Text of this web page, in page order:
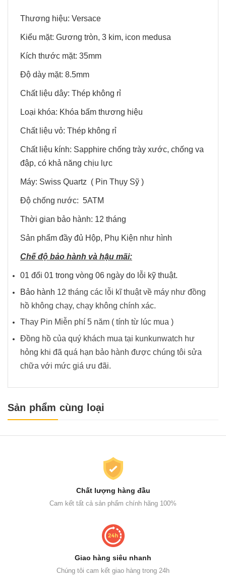
Thương hiệu: Versace
Kiểu mặt: Gương tròn, 3 kim, icon medusa
Kích thước mặt: 35mm
Độ dày mặt: 8.5mm
Chất liệu dây: Thép không rỉ
Loại khóa: Khóa bấm thương hiệu
Chất liệu vỏ: Thép không rỉ
Chất liệu kính: Sapphire chống trày xước, chống va
đập, có khả năng chịu lực
Máy: Swiss Quartz ( Pin Thụy Sỹ )
Độ chống nước: 5ATM
Thời gian bảo hành: 12 tháng
Sản phẩm đầy đủ Hộp, Phụ Kiện như hình
Chế độ bảo hành và hậu mãi:
01 đổi 01 trong vòng 06 ngày do lỗi kỹ thuật.
Bảo hành 12 tháng các lỗi kĩ thuật về máy như đồng
hồ không chạy, chạy không chính xác.
Thay Pin Miễn phí 5 năm ( tính từ lúc mua )
Đồng hồ của quý khách mua tại kunkunwatch hư
hỏng khi đã quá hạn bảo hành được chúng tôi sửa
chữa với mức giá ưu đãi.
Sản phẩm cùng loại
Chất lượng hàng đầu
Cam kết tất cả sản phẩm chính hãng 100%
Giao hàng siêu nhanh
Chúng tôi cam kết giao hàng trong 24h